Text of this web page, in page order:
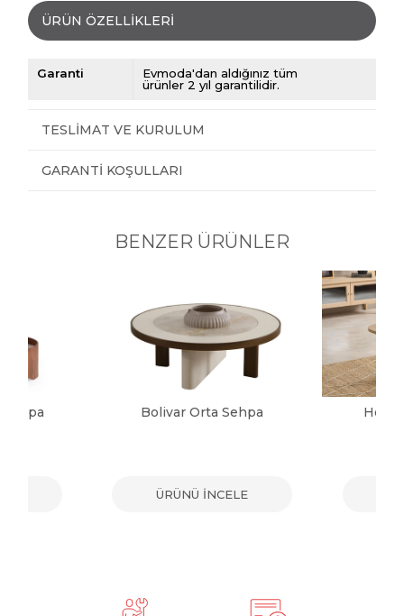
ÜRÜN ÖZELLIKLERI
Garanti
Evmoda'dan aldığınız tüm
ürünler 2 yıl garantilidir.
TESLIMAT VE KURULUM
GARANTI KOŞULLARI
BENZER ÜRÜNLER
Bolivar Orta Sehpa
ÜRÜNÜ İNCELE